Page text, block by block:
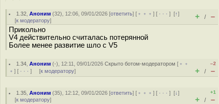
1.32 ,Аноним (32), 12:06, 09/01/2026 [ответить] [ ﹢﹢﹢] [ · · ·][↑]
[к модератору] + / –
Прикольно
V4 действительно считалась потерянной
Более менее развитие шло с V5
1.34 ,Аноним (-), 12:11, 09/01/2026Скрыто ботом-модератором [ ﹢﹢
﹢ ] [ · · · ] [к модератору]
–2
+ / –
1.35 ,Аноним (35), 12:12, 09/01/2026 [ответить] [ ﹢﹢﹢] [ · · ·][↓]
[к модератору]
+1
+ / –